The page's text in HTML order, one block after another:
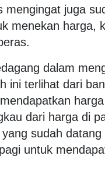
mengingat juga
menekan harga,
dalam
ini terlihat dari
dari harga di
sudah datang
untuk